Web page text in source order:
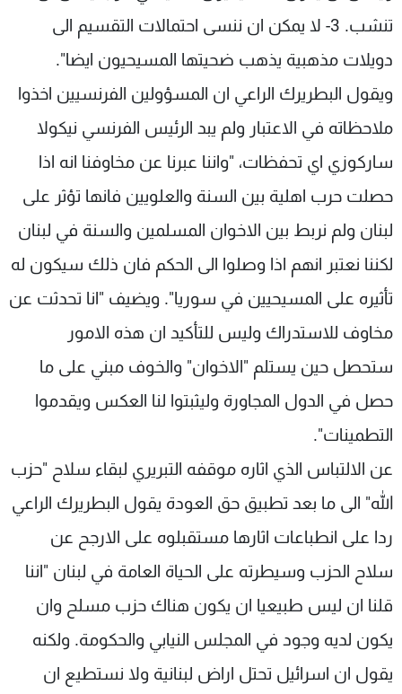
تنشب. 3- لا يمكن ان ننسى احتمالات التقسيم الى
دويلات مذهبية يذهب ضحيتها المسيحيون ايضا".
ويقول البطريرك الراعي ان المسؤولين الفرنسيين اخذوا
ملاحظاته في الاعتبار ولم يبد الرئيس الفرنسي نيكولا
ساركوزي اي تحفظات، "واننا عبرنا عن مخاوفنا انه اذا
حصلت حرب اهلية بين السنة والعلويين فانها تؤثر على
لبنان ولم نربط بين الاخوان المسلمين والسنة في لبنان
لكننا نعتبر انهم اذا وصلوا الى الحكم فان ذلك سيكون له
تأثيره على المسيحيين في سوريا". ويضيف "انا تحدثت عن
مخاوف للاستدراك وليس للتأكيد ان هذه الامور
ستحصل حين يستلم "الاخوان" والخوف مبني على ما
حصل في الدول المجاورة وليثبتوا لنا العكس ويقدموا
التطمينات".
عن الالتباس الذي اثاره موقفه التبريري لبقاء سلاح "حزب
الله" الى ما بعد تطبيق حق العودة يقول البطريرك الراعي
ردا على انطباعات اثارها مستقبلوه على الارجح عن
سلاح الحزب وسيطرته على الحياة العامة في لبنان "اننا
قلنا ان ليس طبيعيا ان يكون هناك حزب مسلح وان
يكون لديه وجود في المجلس النيابي والحكومة. ولكنه
يقول ان اسرائيل تحتل اراض لبنانية ولا نستطيع ان